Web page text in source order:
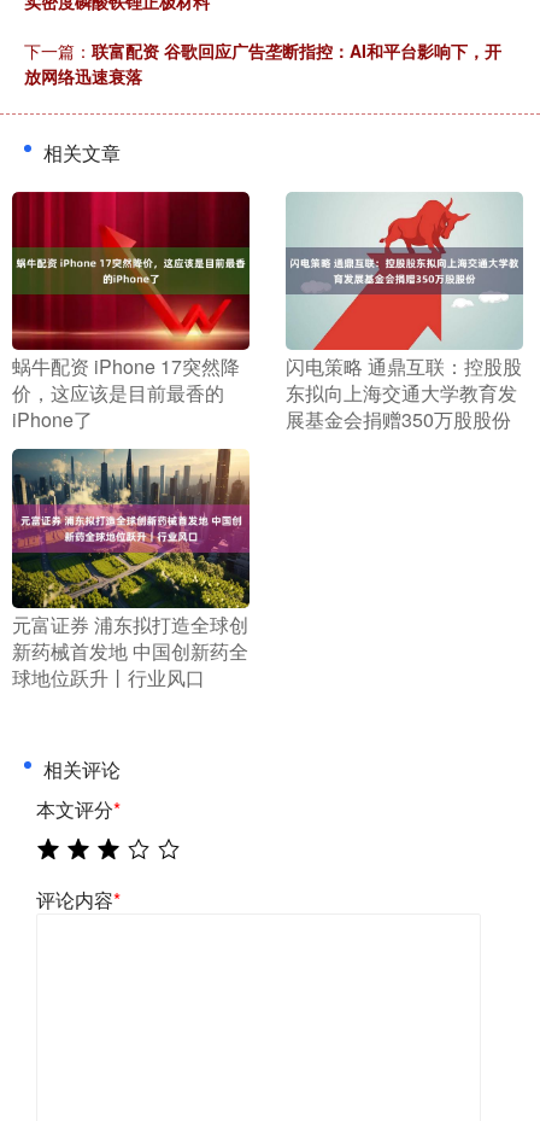
下一篇： 联富配资 谷歌回应广告垄断指控：AI和平台影响下，开
放网络迅速衰落
相关文章
​蜗牛配资 iPhone 17突然降
价，这应该是目前最香的
iPhone了
​闪电策略 通鼎互联：控股股
东拟向上海交通大学教育发
展基金会捐赠350万股股份
​元富证券 浦东拟打造全球创
新药械首发地 中国创新药全
球地位跃升丨行业风口
相关评论
本文评分*
评论内容*